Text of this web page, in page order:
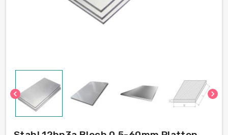
chevron_left chevron_right